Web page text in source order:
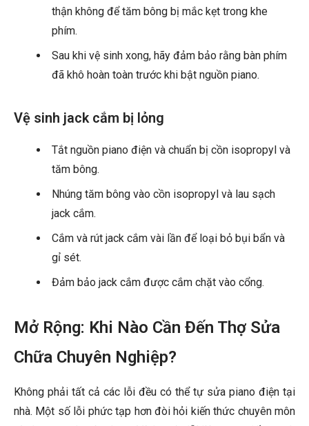
thận không để tăm bông bị mắc kẹt trong khe
phím.
Sau khi vệ sinh xong, hãy đảm bảo rằng bàn phím
đã khô hoàn toàn trước khi bật nguồn piano.
Vệ sinh jack cắm bị lỏng
Tắt nguồn piano điện và chuẩn bị cồn isopropyl và
tăm bông.
Nhúng tăm bông vào cồn isopropyl và lau sạch
jack cắm.
Cắm và rút jack cắm vài lần để loại bỏ bụi bẩn và
gỉ sét.
Đảm bảo jack cắm được cắm chặt vào cổng.
Mở Rộng: Khi Nào Cần Đến Thợ Sửa
Chữa Chuyên Nghiệp?
Không phải tất cả các lỗi đều có thể tự sửa piano điện tại
nhà. Một số lỗi phức tạp hơn đòi hỏi kiến thức chuyên môn